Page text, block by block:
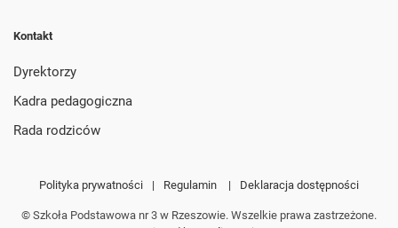
Kontakt
Dyrektorzy
Kadra pedagogiczna
Rada rodziców
Polityka prywatności | Regulamin | Deklaracja dostępności
© Szkoła Podstawowa nr 3 w Rzeszowie. Wszelkie prawa zastrzeżone.